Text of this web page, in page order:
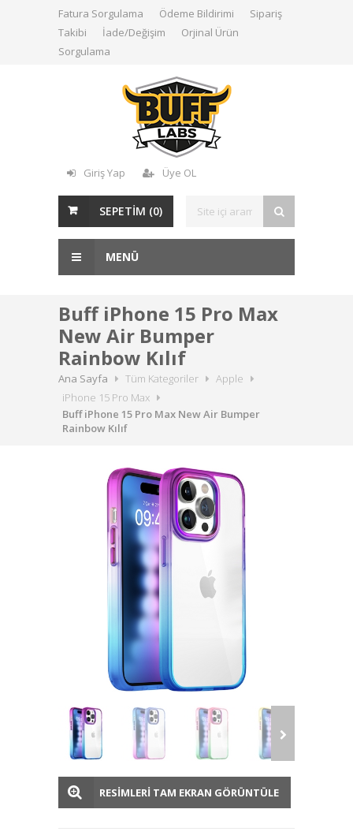
Fatura Sorgulama Ödeme Bildirimi
Sipariş
Takibi
İade/Değişim
Orjinal Ürün
Sorgulama
Giriş Yap Üye OL
SEPETİM (0)
MENÜ
Buff iPhone 15 Pro Max
New Air Bumper
Rainbow Kılıf
Ana Sayfa Tüm Kategoriler
Apple
iPhone 15 Pro Max
Buff iPhone 15 Pro Max New Air Bumper
Rainbow Kılıf
RESİMLERİ TAM EKRAN GÖRÜNTÜLE